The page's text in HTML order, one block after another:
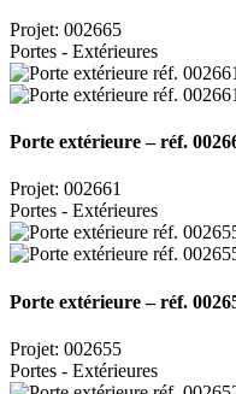
Projet: 002665
Portes - Extérieures
Porte extérieure – réf.
Projet: 002661
Portes - Extérieures
Porte extérieure – réf.
Projet: 002655
Portes - Extérieures